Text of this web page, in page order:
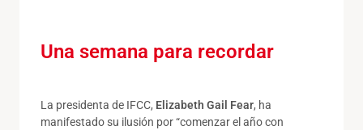
Una semana para recordar
La presidenta de IFCC, Elizabeth Gail Fear, ha
manifestado su ilusión por “comenzar el año con